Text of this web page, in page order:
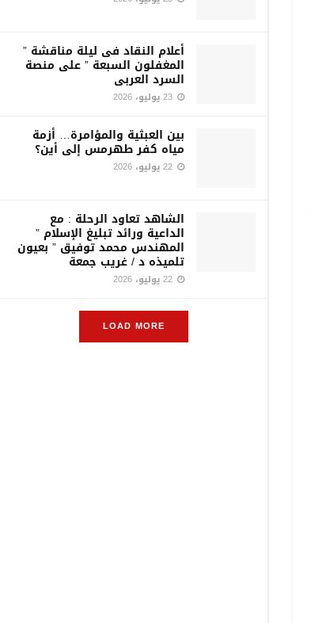
أعلام النقاد فى ليلة مناقشة ”
المغفلون السبعة ” على منصة
السرد العربى
بين العبثية والمؤامرة… أزمة
مياه كفر طهرمس إلى أين؟
الشاهد تعاود الرحلة : مع
الداعية ورائد تبليغ الإسلام ”
المهندس محمد توفيق ” بعيون
تلميذه د / غريب جمعة
LOAD MORE